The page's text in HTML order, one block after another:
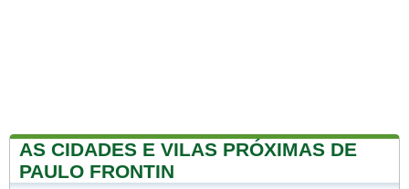
AS CIDADES E VILAS PRÓXIMAS DE
PAULO FRONTIN